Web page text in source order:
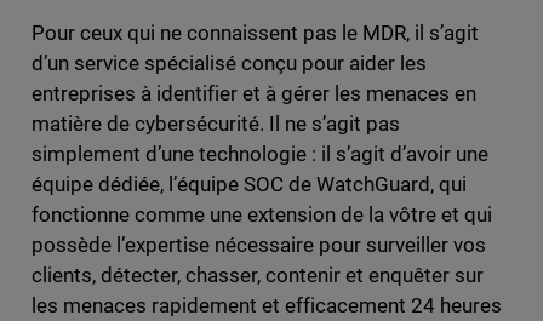
Pour ceux qui ne connaissent pas le MDR, il s’agit
d’un service spécialisé conçu pour aider les
entreprises à identifier et à gérer les menaces en
matière de cybersécurité. Il ne s’agit pas
simplement d’une technologie : il s’agit d’avoir une
équipe dédiée, l’équipe SOC de WatchGuard, qui
fonctionne comme une extension de la vôtre et qui
possède l’expertise nécessaire pour surveiller vos
clients, détecter, chasser, contenir et enquêter sur
les menaces rapidement et efficacement 24 heures